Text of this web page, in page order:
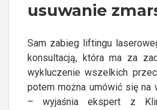
usuwanie
Sam zabieg liftingu
konsultacją, która ma za
wykluczenie wszelkich
potem można umówić się na
– wyjaśnia ekspert z